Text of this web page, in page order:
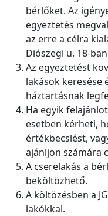
bérlőket. Az
egyeztetés
az erre a célra
Diószegi u. 18-
Az egyeztetést
lakások keresése
háztartásnak
Ha egyik
esetben kérheti,
értékbecslést,
ajánljon számára
A cserelakás a
beköltözhető.
A költözésben a
lakókkal.